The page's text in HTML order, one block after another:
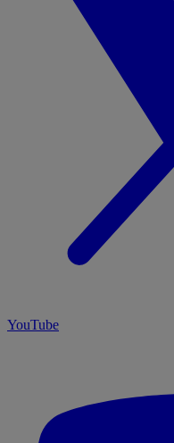
YouTube